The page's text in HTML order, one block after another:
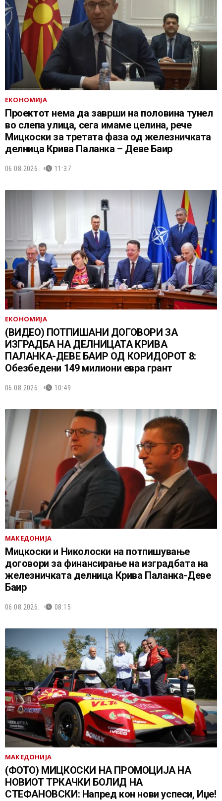
ЕКОНОМИЈА
Проектот нема да заврши на половина тунел
во слепа улица, сега имаме целина, рече
Мицкоски за третата фаза од железничката
делница Крива Паланка – Деве Баир
06.08.2026. 11:37
ЕКОНОМИЈА
(ВИДЕО) ПОТПИШАНИ ДОГОВОРИ ЗА
ИЗГРАДБА НА ДЕЛНИЦАТА КРИВА
ПАЛАНКА-ДЕВЕ БАИР ОД КОРИДОРОТ 8:
Обезбедени 149 милиони евра грант
06.08.2026. 10:49
МАКЕДОНИЈА
Мицкоски и Николоски на потпишување
договори за финансирање на изградбата на
железничката делница Крива Паланка-Деве
Баир
06.08.2026. 08:15
МАКЕДОНИЈА
(ФОТО) МИЦКОСКИ НА ПРОМОЦИЈА НА
НОВИОТ ТРКАЧКИ БОЛИД НА
СТЕФАНОВСКИ: Напред кон нови успеси, Иџе!